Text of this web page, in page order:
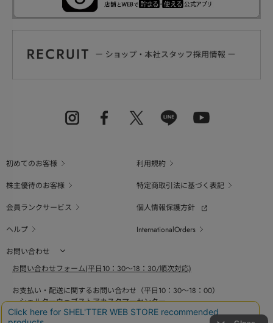
初めてのお客様
利用規約
株主優待のお客様
特定商取引法に基づく表記
会員ランクサービス
個人情報保護方針
ヘルプ
InternationalOrders
お問い合わせ
お問い合わせフォーム(平日10：30～18：30/順次対応)
お支払い・配送に関するお問い合わせ（平日10：30～18：00）
シェルターウェブストアカスタマーセンター
0800-123-6820